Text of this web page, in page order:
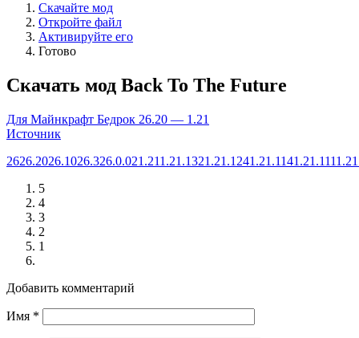
Скачайте мод
Откройте файл
Активируйте его
Готово
Скачать мод Back To The Future
Для Майнкрафт Бедрок 26.20 — 1.21
Источник
2626.2026.1026.326.0.021.211.21.1321.21.1241.21.1141.21.111
5
4
3
2
1
Добавить комментарий
Имя *